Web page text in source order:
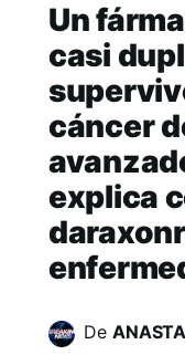
Un
casi
cáncer
explica
De